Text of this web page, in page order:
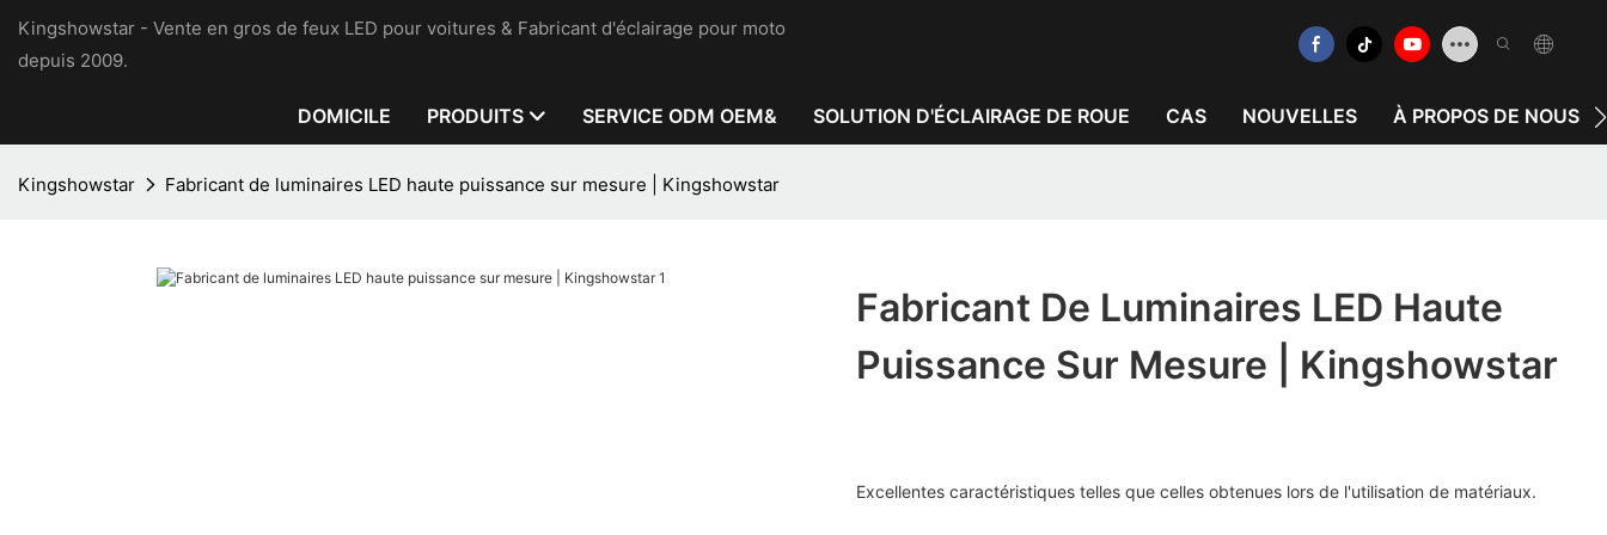
Kingshowstar - Vente en gros de feux LED pour voitures & Fabricant d'éclairage pour moto
depuis 2009.
DOMICILE PRODUITS SERVICE ODM OEM& SOLUTION D'ÉCLAIRAGE DE ROUE CAS NOUVELLES À PROPOS DE NOUS
Kingshowstar Fabricant de luminaires LED haute puissance sur mesure | Kingshowstar
Fabricant De Luminaires LED Haute
Puissance Sur Mesure | Kingshowstar
Excellentes caractéristiques telles que celles obtenues lors de l'utilisation de matériaux.